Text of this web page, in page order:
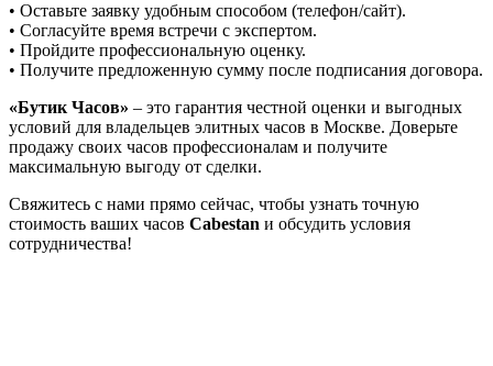
• Оставьте заявку удобным способом (телефон/сайт).
• Согласуйте время встречи с экспертом.
• Пройдите профессиональную оценку.
• Получите предложенную сумму после подписания договора.
«Бутик Часов» – это гарантия честной оценки и выгодных
условий для владельцев элитных часов в Москве. Доверьте
продажу своих часов профессионалам и получите
максимальную выгоду от сделки.
Свяжитесь с нами прямо сейчас, чтобы узнать точную
стоимость ваших часов Cabestan и обсудить условия
сотрудничества!